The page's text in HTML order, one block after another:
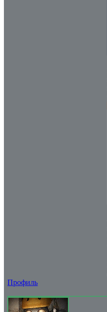
Профиль